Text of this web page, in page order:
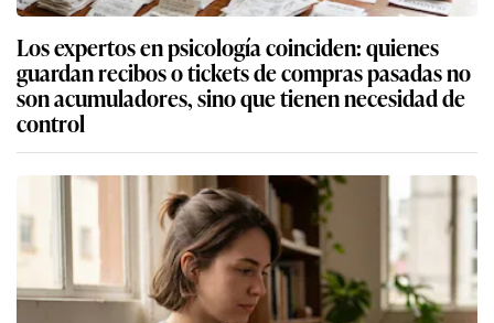
Los expertos en psicología coinciden: quienes
guardan recibos o tickets de compras pasadas no
son acumuladores, sino que tienen necesidad de
control